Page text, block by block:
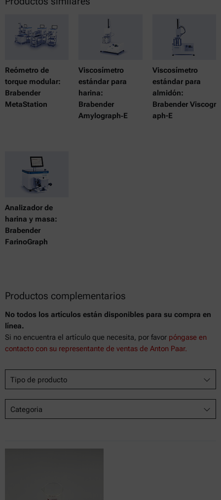
Reómetro de
torque modular:
Brabender
MetaStation
Viscosímetro
estándar para
harina:
Brabender
Amylograph‑E
Viscosímetro
estándar para
almidón:
Brabender Viscogr
aph-E
Analizador de
harina y masa:
Brabender
FarinoGraph
Productos complementarios
No todos los artículos están disponibles para su compra en
línea.
Si no encuentra el artículo que necesita, por favor póngase en
contacto con su representante de ventas de Anton Paar.
Tipo de producto
Categoria